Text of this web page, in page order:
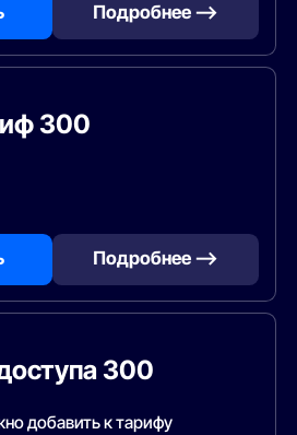
Подробнее —>
300
Подробнее —>
300
добавить к тарифу